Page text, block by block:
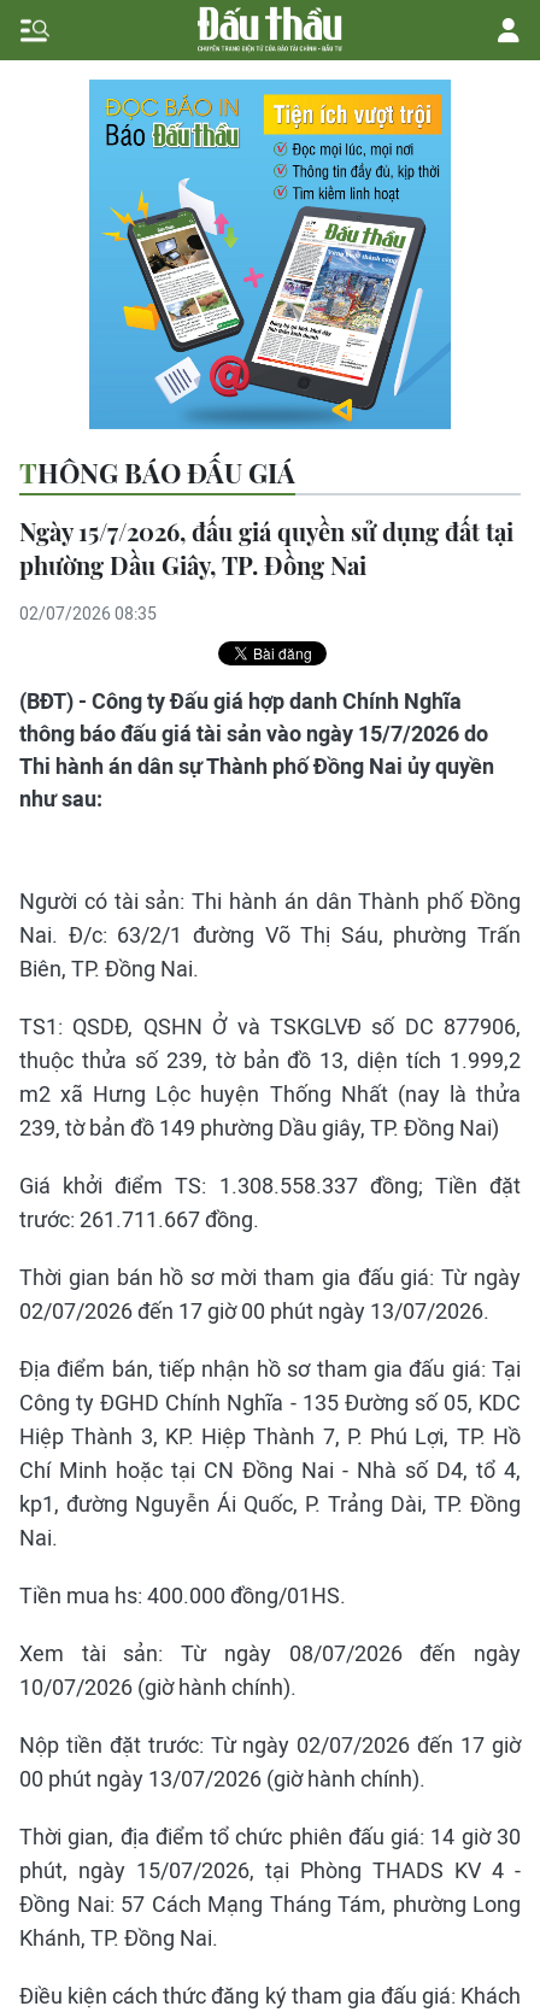
THÔNG BÁO ĐẤU GIÁ
Ngày 15/7/2026, đấu giá quyền sử dụng đất tại
phường Dầu Giây, TP. Đồng Nai
02/07/2026 08:35
(BĐT) - Công ty Đấu giá hợp danh Chính Nghĩa
thông báo đấu giá tài sản vào ngày 15/7/2026 do
Thi hành án dân sự Thành phố Đồng Nai ủy quyền
như sau:
Người có tài sản: Thi hành án dân Thành phố Đồng
Nai. Đ/c: 63/2/1 đường Võ Thị Sáu, phường Trấn
Biên, TP. Đồng Nai.
TS1: QSDĐ, QSHN Ở và TSKGLVĐ số DC 877906,
thuộc thửa số 239, tờ bản đồ 13, diện tích 1.999,2
m2 xã Hưng Lộc huyện Thống Nhất (nay là thửa
239, tờ bản đồ 149 phường Dầu giây, TP. Đồng Nai)
Giá khởi điểm TS: 1.308.558.337 đồng; Tiền đặt
trước: 261.711.667 đồng.
Thời gian bán hồ sơ mời tham gia đấu giá: Từ ngày
02/07/2026 đến 17 giờ 00 phút ngày 13/07/2026.
Địa điểm bán, tiếp nhận hồ sơ tham gia đấu giá: Tại
Công ty ĐGHD Chính Nghĩa - 135 Đường số 05, KDC
Hiệp Thành 3, KP. Hiệp Thành 7, P. Phú Lợi, TP. Hồ
Chí Minh hoặc tại CN Đồng Nai - Nhà số D4, tổ 4,
kp1, đường Nguyễn Ái Quốc, P. Trảng Dài, TP. Đồng
Nai.
Tiền mua hs: 400.000 đồng/01HS.
Xem tài sản: Từ ngày 08/07/2026 đến ngày
10/07/2026 (giờ hành chính).
Nộp tiền đặt trước: Từ ngày 02/07/2026 đến 17 giờ
00 phút ngày 13/07/2026 (giờ hành chính).
Thời gian, địa điểm tổ chức phiên đấu giá: 14 giờ 30
phút, ngày 15/07/2026, tại Phòng THADS KV 4 -
Đồng Nai: 57 Cách Mạng Tháng Tám, phường Long
Khánh, TP. Đồng Nai.
Điều kiện cách thức đăng ký tham gia đấu giá: Khách